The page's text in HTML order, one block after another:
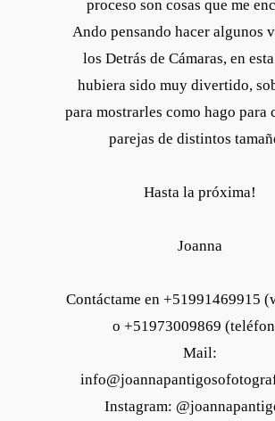
proceso son cosas que me
Ando pensando hacer algunos
los Detrás de Cámaras, en
hubiera sido muy divertido,
para mostrarles como hago para
parejas de distintos
Hasta la próxima!
Joanna
Contáctame en +51991469915
o +51973009869
Mail:
Instagram: